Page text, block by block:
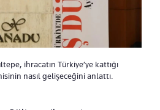
ihracatın Türkiye’ye kattığı
nasıl gelişeceğini anlattı.